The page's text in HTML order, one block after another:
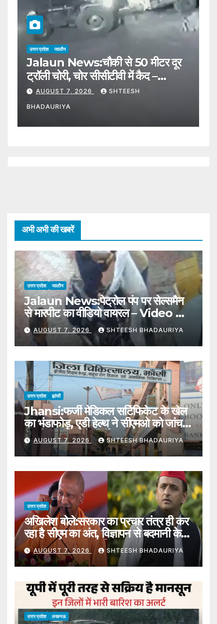
उत्तर प्रदेश जालौन
Jalaun News:चौकी से 50 मीटर दूर
ट्रॉली चोरी, चोर सीसीटीवी में कैद –
Trolley Stolen 50 Meters
Away From The Police
Cctv
AUGUST 7, 2026 SHTEESH
BHADAURIYA
अभी अभी की खबरें
उत्तर प्रदेश जालौन
Jalaun News:पेट्रोल पंप पर सेल्समैन
से मारपीट का वीडियो वायरल – Video Of
Petrol Pump Salesman Being
Assaulted Goes Viral
AUGUST 7, 2026 SHTEESH BHADAURIYA
उत्तर प्रदेश झांसी
Jhansi:फर्जी मेडिकल सर्टिफिकेट के खेल
का भंडाफोड़, एडी हेल्थ ने सीएमओ को जांच
कर दिए कार्रवाई के निर्देश – Jhansi:
Fake Medical Certificate
Racket Busted; Cmo Directed
To Conduct An Inquiry.
AUGUST 7, 2026 SHTEESH BHADAURIYA
उत्तर प्रदेश
अखिलेश बोले:सरकार का प्रचार तंत्र ही कर
रहा है सीएम का अंत, विज्ञापन से बदमानी के
अलावा और कुछ नहीं मिला – Akhilesh
Said: The Government’s
Propaganda Machinery Is
Destroying The Cm, The
Advertisement Has Brought
Nothi
AUGUST 7, 2026 SHTEESH BHADAURIYA
उत्तर प्रदेश लखनऊ